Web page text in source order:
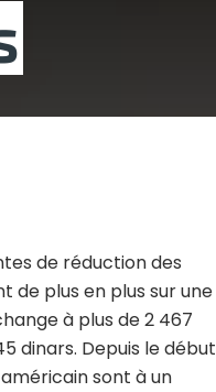
de réduction des
de plus en plus sur une
à plus de 2 467
dinars. Depuis le début
américain sont à un